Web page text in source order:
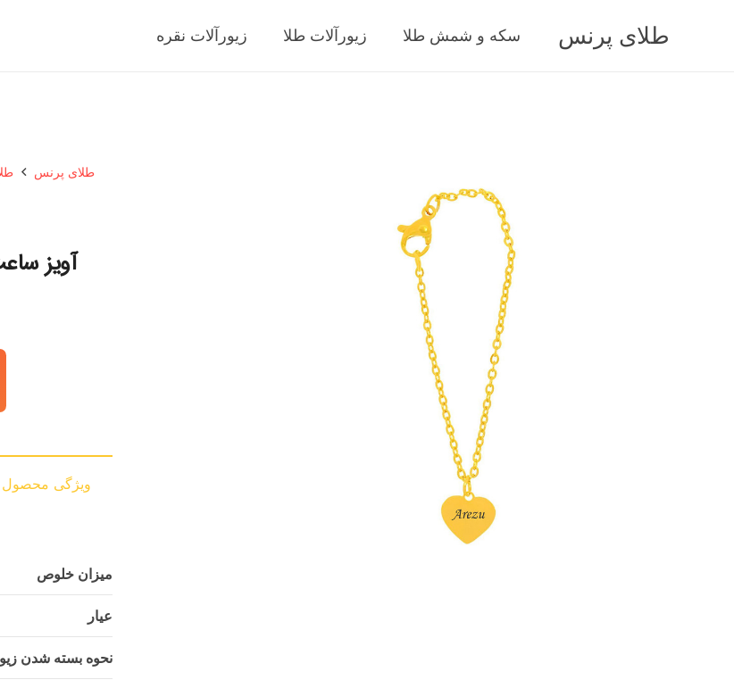
طلای پرنس سکه و شمش طلا زیورآلات طلا زیورآلات نقره
طلای پرنس
آویز ساعت طلا 18 عیار
ویژگی محصول
میزان خلوص
عیار
نحوه بسته شدن